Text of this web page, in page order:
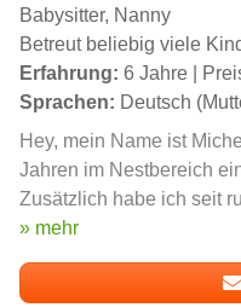
Babysitter, Nanny
Betreut beliebig viele
Erfahrung: 6 Jahre |
Sprachen: Deutsch
Hey, mein Name ist
Jahren im Nestbereich
Zusätzlich habe ich seit
» mehr